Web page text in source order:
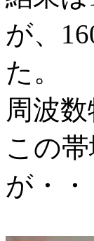
が、
た。
周波
この
が・・